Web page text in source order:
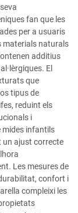
fan que les
per a usuaris
materials naturals
additius
El
que
tipus de
reduint els
i
mides infantils
un ajust correcte
Les mesures de
confort i
compleixi les